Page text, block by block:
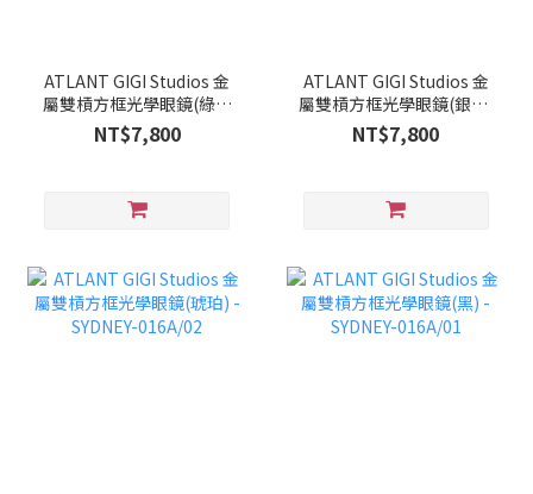
ATLANT GIGI Studios 金
屬雙槓方框光學眼鏡(綠) -
SYDNEY-016A/07
NT$7,800
ATLANT GIGI Studios 金
屬雙槓方框光學眼鏡(銀灰)
- SYDNEY-016A/04
NT$7,800